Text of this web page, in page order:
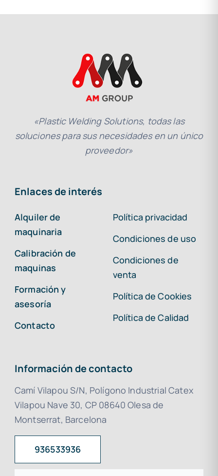
«Plastic Welding Solutions, todas las
soluciones para sus necesidades en un único
proveedor»
Enlaces de interés
Alquiler de
maquinaria
Calibración de
maquinas
Formación y
asesoría
Contacto
Política privacidad
Condiciones de uso
Condiciones de
venta
Política de Cookies
Política de Calidad
Información de contacto
Camí Vilapou S/N, Polígono Industrial Catex
Vilapou Nave 30, CP 08640 Olesa de
Montserrat, Barcelona
936533936